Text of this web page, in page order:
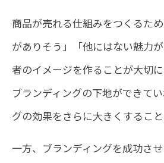
商品が売れる仕組みをつくるた
がありそう」「他にはない魅力
者のイメージを作ることが大切に
ブランディングの下地ができて
グの効果をさらに大きくすること
一方、ブランディングを成功さ